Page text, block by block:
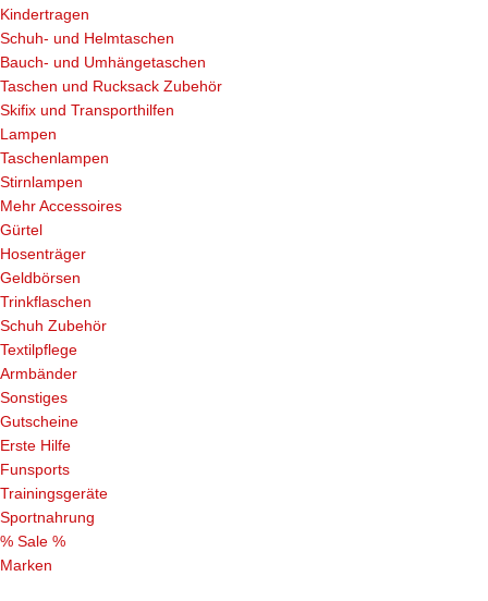
Kindertragen
Schuh- und Helmtaschen
Bauch- und Umhängetaschen
Taschen und Rucksack Zubehör
Skifix und Transporthilfen
Lampen
Taschenlampen
Stirnlampen
Mehr Accessoires
Gürtel
Hosenträger
Geldbörsen
Trinkflaschen
Schuh Zubehör
Textilpflege
Armbänder
Sonstiges
Gutscheine
Erste Hilfe
Funsports
Trainingsgeräte
Sportnahrung
% Sale %
Marken